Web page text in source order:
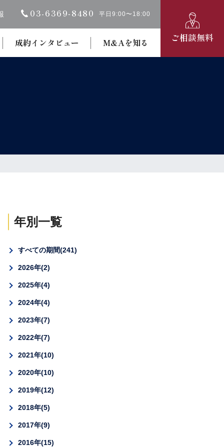
03-6369‐8480 平日9:00〜18:00
成約インタビュー M&Aを知る ご相談無料
年別一覧
すべての期間 241
2026年 2
2025年 4
2024年 4
2023年 7
2022年 7
2021年 10
2020年 10
2019年 12
2018年 5
2017年 9
2016年 15